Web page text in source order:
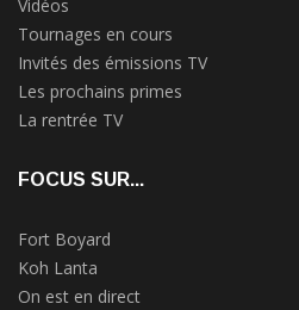
Vidéos
Tournages en cours
Invités des émissions TV
Les prochains primes
La rentrée TV
FOCUS SUR...
Fort Boyard
Koh Lanta
On est en direct